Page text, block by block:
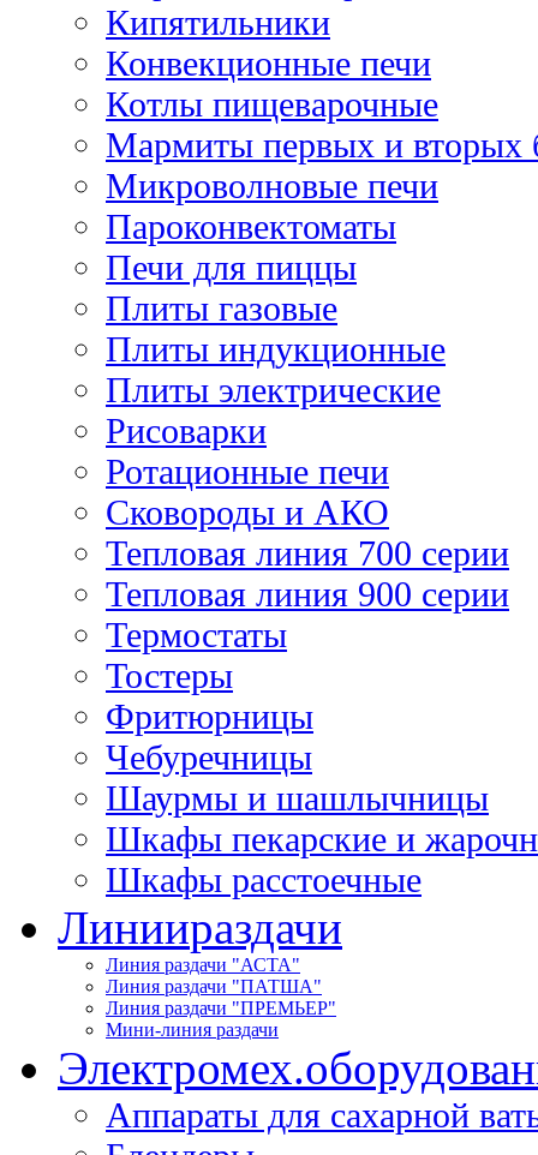
Кипятильники
Конвекционные печи
Котлы пищеварочные
Мармиты первых и вторых
Микроволновые печи
Пароконвектоматы
Печи для пиццы
Плиты газовые
Плиты индукционные
Плиты электрические
Рисоварки
Ротационные печи
Сковороды и АКО
Тепловая линия 700 серии
Тепловая линия 900 серии
Термостаты
Тостеры
Фритюрницы
Чебуречницы
Шаурмы и шашлычницы
Шкафы пекарские и
Шкафы расстоечные
Линиираздачи
Линия раздачи "АСТА"
Линия раздачи "ПАТША"
Линия раздачи "ПРЕМЬЕР"
Мини-линия раздачи
Электромех.
Аппараты для сахарной